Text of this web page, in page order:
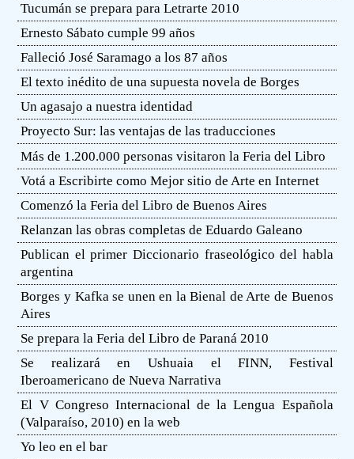
Tucumán se prepara para Letrarte 2010
Ernesto Sábato cumple 99 años
Falleció José Saramago a los 87 años
El texto inédito de una supuesta novela de Borges
Un agasajo a nuestra identidad
Proyecto Sur: las ventajas de las traducciones
Más de 1.200.000 personas visitaron la Feria del Libro
Votá a Escribirte como Mejor sitio de Arte en Internet
Comenzó la Feria del Libro de Buenos Aires
Relanzan las obras completas de Eduardo Galeano
Publican el primer Diccionario fraseológico del habla
argentina
Borges y Kafka se unen en la Bienal de Arte de Buenos
Aires
Se prepara la Feria del Libro de Paraná 2010
Se realizará en Ushuaia el FINN, Festival
Iberoamericano de Nueva Narrativa
El V Congreso Internacional de la Lengua Española
(Valparaíso, 2010) en la web
Yo leo en el bar